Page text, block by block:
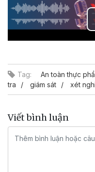
Tag: An toàn thực
tra
giám sát xét
Viết bình luận